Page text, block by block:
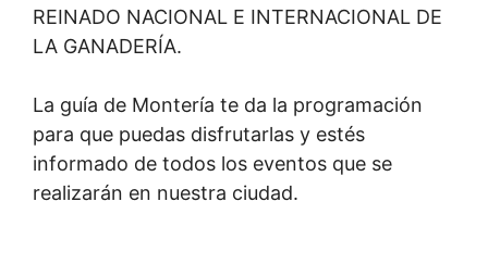
REINADO NACIONAL E INTERNACIONAL DE
LA GANADERÍA.
La guía de Montería te da la programación
para que puedas disfrutarlas y estés
informado de todos los eventos que se
realizarán en nuestra ciudad.